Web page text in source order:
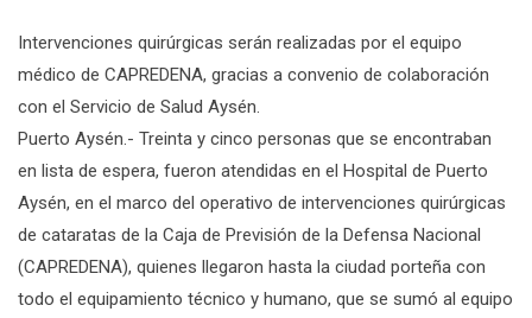
Intervenciones quirúrgicas serán realizadas por el equipo
médico de CAPREDENA, gracias a convenio de colaboración
con el Servicio de Salud Aysén.
Puerto Aysén.- Treinta y cinco personas que se encontraban
en lista de espera, fueron atendidas en el Hospital de Puerto
Aysén, en el marco del operativo de intervenciones quirúrgicas
de cataratas de la Caja de Previsión de la Defensa Nacional
(CAPREDENA), quienes llegaron hasta la ciudad porteña con
todo el equipamiento técnico y humano, que se sumó al equipo